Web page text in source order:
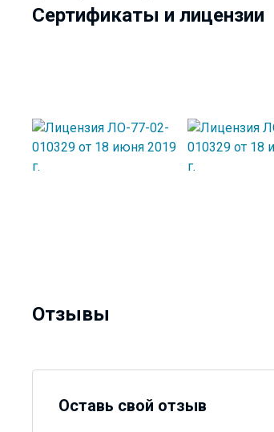
Сертификаты и лицензии
Отзывы
Оставь свой отзыв